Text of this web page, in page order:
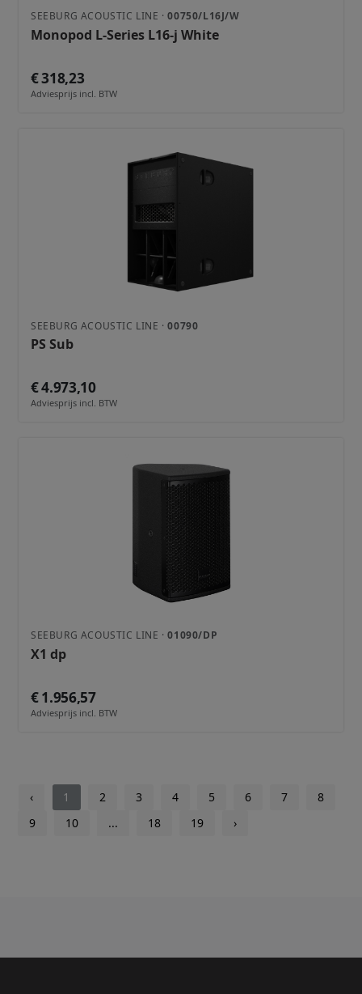
SEEBURG ACOUSTIC LINE ·00750/L16J/W
Monopod L-Series L16-j White
€ 318,23
Adviesprijs incl. BTW
SEEBURG ACOUSTIC LINE ·00790
PS Sub
€ 4.973,10
Adviesprijs incl. BTW
SEEBURG ACOUSTIC LINE ·01090/DP
X1 dp
€ 1.956,57
Adviesprijs incl. BTW
‹ 1 2 3 4 5 6 7
8
9
10 ... 18 19 ›